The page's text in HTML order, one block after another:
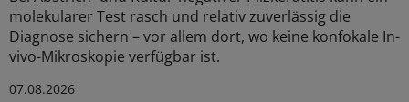
molekularer Test rasch und relativ zuverlässig die
Diagnose sichern – vor allem dort, wo keine konfokale In-
vivo-Mikroskopie verfügbar ist.
07.08.2026